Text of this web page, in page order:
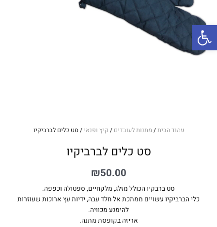
פתח סרגל נגישות
עמוד הבית/ מתנות לעובדים / קיץ ופנאי/ סט כלים לברביקיו
סט כלים לברביקיו
₪50.00
סט ברבקיו הכולל מזלג, מלקחיים, ספטולה וכפפה.
כלי הברביקיו עשויים ממתכת אל חלד עבה, ידיות עץ ארוכות שעוזרות
להימנע מכוויה.
אריזה בקופסת מתנה.